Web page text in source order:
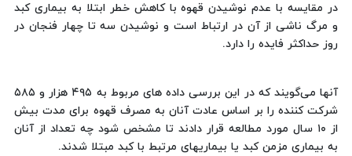
در مقایسه با عدم نوشیدن قهوه با کاهش خطر ابتلا به بیماری کبد
و مرگ ناشی از آن در ارتباط است و نوشیدن سه تا چهار فنجان در
روز حداکثر فایده را دارد.
آنها می‌گویند که در این بررسی داده های مربوط به ۴۹۵ هزار و ۵۸۵
شرکت کننده را بر اساس عادت آنان به مصرف قهوه برای مدت بیش
از ۱۰ سال مورد مطالعه قرار دادند تا مشخص شود چه تعداد از آنان
به بیماری مزمن کبد یا بیماریهای مرتبط با کبد مبتلا شدند.